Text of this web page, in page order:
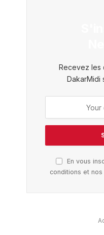
Recevez les
DakarMidi
En vous
conditions et